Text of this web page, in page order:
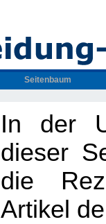
Seitenbaum
In der
dieser
die
Artikel